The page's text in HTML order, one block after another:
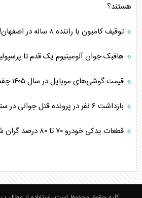
هستند؟
توقیف کامیون با راننده ۸ ساله در اصفهان!
هافبک جوان آلومینیوم یک قدم تا
قیمت گوشی‌های موبایل در سال ۱۴۰۵ چقدر گران شد؟
بازداشت ۶ نفر در پرونده قتل جوانی در ستارخان
قطعات یدکی خودرو ۷۰ تا ۸۰ درصد گران شد